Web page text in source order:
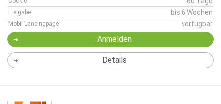
Freigabe bis 6 Wochen
Mobil-Landingpage verfügbar
Anmelden
Details